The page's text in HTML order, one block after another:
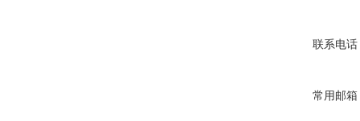
联系电话
常用邮箱